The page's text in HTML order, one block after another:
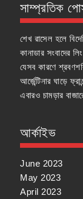
সাম্প্রতিক
শেখ রাসেল হলে
কানাডার সংবাদের
যেসব কারণে
আর্জেন্টিনার ঘাড়ে
এবারও চামড়ার
আর্কাইভ
June 2023
May 2023
April 2023